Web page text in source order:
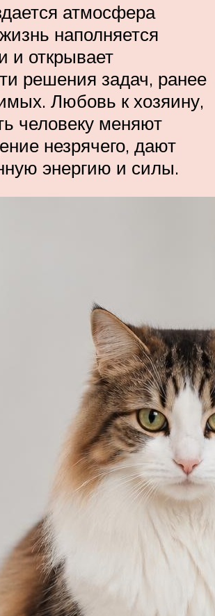
атмосфера
наполняется
и открывает
решения задач, ранее
Любовь к хозяину,
человеку меняют
незрячего, дают
энергию и силы.